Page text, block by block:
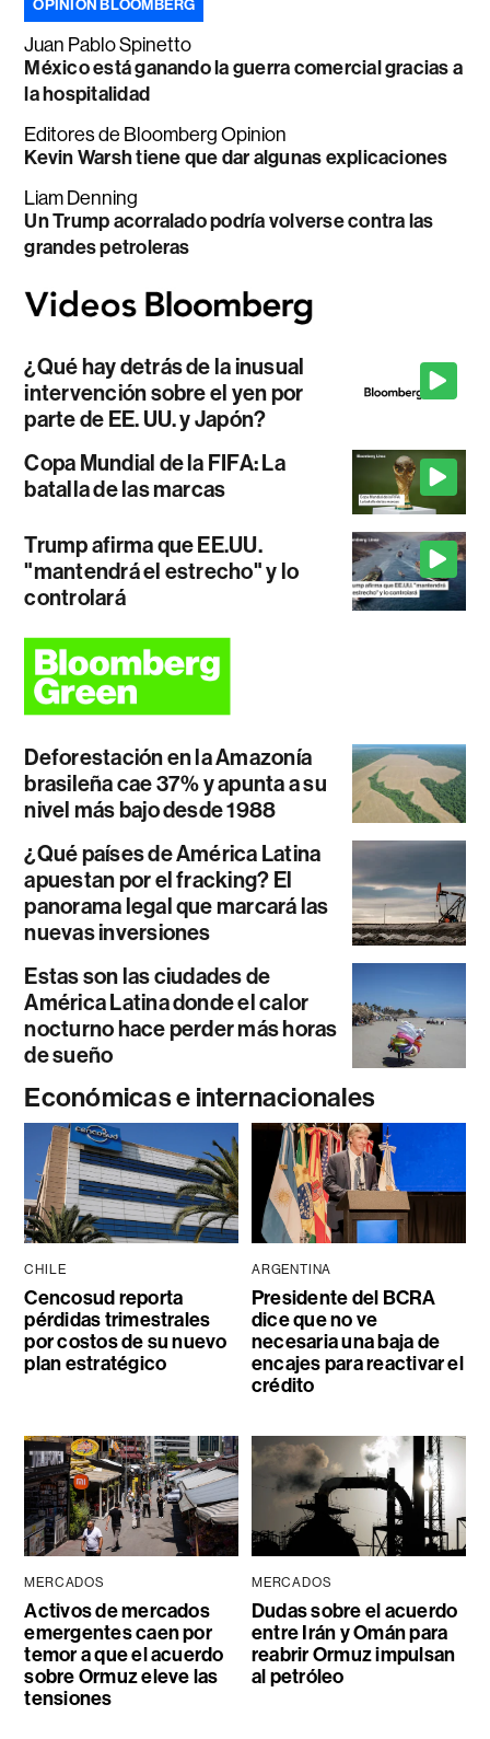
OPINIÓN BLOOMBERG
Juan Pablo Spinetto
México está ganando la guerra comercial gracias a
la hospitalidad
Editores de Bloomberg Opinion
Kevin Warsh tiene que dar algunas explicaciones
Liam Denning
Un Trump acorralado podría volverse contra las
grandes petroleras
¿Qué hay detrás de la inusual
intervención sobre el yen por
parte de EE. UU. y Japón?
Copa Mundial de la FIFA: La
batalla de las marcas
Trump afirma que EE.UU.
"mantendrá el estrecho" y lo
controlará
Deforestación en la Amazonía
brasileña cae 37% y apunta a su
nivel más bajo desde 1988
¿Qué países de América Latina
apuestan por el fracking? El
panorama legal que marcará las
nuevas inversiones
Estas son las ciudades de
América Latina donde el calor
nocturno hace perder más horas
de sueño
Económicas e internacionales
CHILE
Cencosud reporta
pérdidas trimestrales
por costos de su nuevo
plan estratégico
ARGENTINA
Presidente del BCRA
dice que no ve
necesaria una baja de
encajes para reactivar el
crédito
MERCADOS
Activos de mercados
emergentes caen por
temor a que el acuerdo
sobre Ormuz eleve las
tensiones
MERCADOS
Dudas sobre el acuerdo
entre Irán y Omán para
reabrir Ormuz impulsan
al petróleo